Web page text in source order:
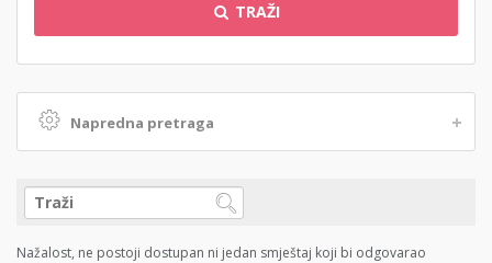
TRAŽI
Napredna pretraga
Nažalost, ne postoji dostupan ni jedan smještaj koji bi odgovarao